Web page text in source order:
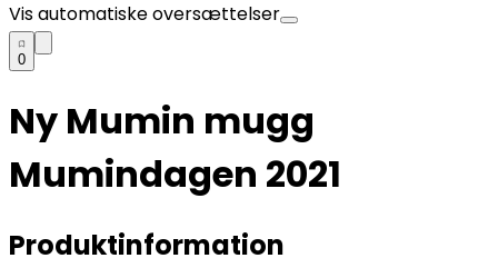
Vis automatiske oversættelser
0
Ny Mumin mugg
Mumindagen 2021
Produktinformation